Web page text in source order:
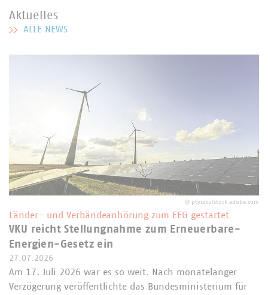
Aktuelles
MEHR ZU AKTUELLES
ALLE NEWS
© ptyszku/stock.adobe.com
Länder- und Verbändeanhörung zum EEG gestartet
VKU reicht Stellungnahme zum Erneuerbare-
Energien-Gesetz ein
27.07.2026
Am 17. Juli 2026 war es so weit. Nach monatelanger
Verzögerung veröffentlichte das Bundesministerium für